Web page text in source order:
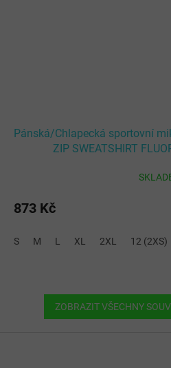
Pánská/Chlapecká sportovní
ZIP SWEATSHIRT
873 Kč
S M L XL 2XL 12 (2XS)
ZOBRAZIT VŠECHNY